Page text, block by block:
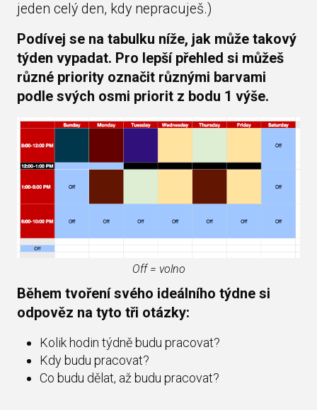
jeden celý den, kdy nepracuješ.)
Podívej se na tabulku níže, jak může takový
týden vypadat. Pro lepší přehled si můžeš
různé priority označit různými barvami
podle svých osmi priorit z bodu 1 výše.
Off = volno
Během tvoření svého ideálního týdne si
odpověz na tyto tři otázky:
Kolik hodin týdně budu pracovat?
Kdy budu pracovat?
Co budu dělat, až budu pracovat?